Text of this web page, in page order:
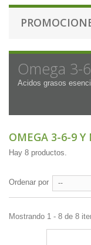
Omega 3-
Acidos grasos
OMEGA 3-6-9 Y
Hay 8 productos.
Ordenar por --
Mostrando 1 - 8 de 8